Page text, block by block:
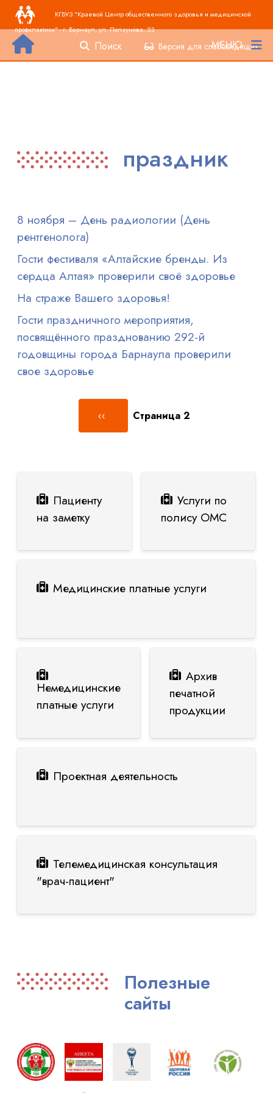
Перейти к основному содержанию
Основная навигация
КГБУЗ "Краевой Центр общественного здоровья и медицинской
профилактики" - г. Барнаул, ул. Ползунова, 23
Поиск Версия для слабовидящих
МЕНЮ
праздник
8 ноября – День радиологии (День
рентгенолога)
Гости фестиваля «Алтайские бренды. Из
сердца Алтая» проверили своё здоровье
На страже Вашего здоровья!
Гости праздничного мероприятия,
посвящённого празднованию 292-й
годовщины города Барнаула проверили
свое здоровье
Нумерация страницПредыдущая страница
‹‹ Страница 2
Пациенту
на заметку
Услуги по
полису ОМС
Медицинские платные услуги
Немедицинские
платные услуги
Архив
печатной
продукции
Проектная деятельность
Телемедицинская консультация
"врач-пациент"
Полезные
сайты